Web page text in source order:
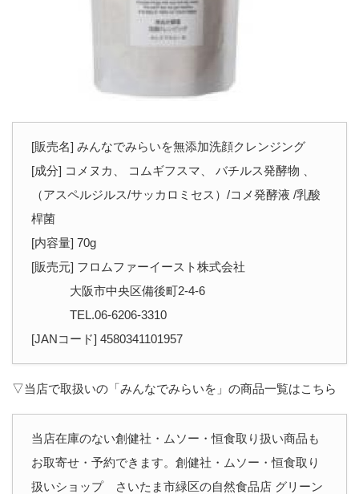
[販売名] みんなでみらいを無添加洗顔クレンジング
[成分] コメヌカ、 コムギフスマ、 バチルス発酵物 、
（アスペルジルス/サッカロミセス）/コメ発酵液 /乳酸
桿菌
[内容量] 70g
[販売元] フロムファーイースト株式会社
大阪市中央区備後町2-4-6
TEL.06-6206-3310
[JANコード] 4580341101957
▽当店で取扱いの「みんなでみらいを」の商品一覧はこちら
当店在庫のない創健社・ムソー・恒食取り扱い商品も
お取寄せ・予約できます。創健社・ムソー・恒食取り
扱いショップ さいたま市緑区の自然食品店 グリーン